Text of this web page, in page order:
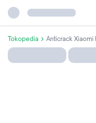
Tokopedia Anticrack Xiaomi